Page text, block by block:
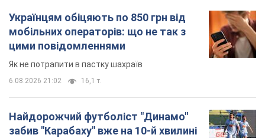
Українцям обіцяють по 850 грн від
мобільних операторів: що не так з
цими повідомленнями
Як не потрапити в пастку шахраїв
6.08.2026 21:02 16,1 т.
Найдорожчий футболіст "Динамо"
забив "Карабаху" вже на 10-й хвилині